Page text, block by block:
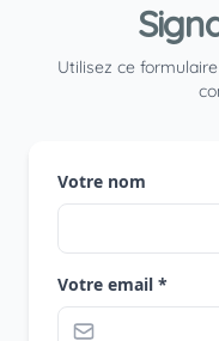
Utilisez ce
Votre nom
Votre email *